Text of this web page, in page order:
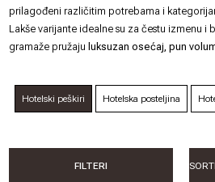
prilagođeni različitim potrebama i
Lakše varijante idealne su za čestu izmenu i
gramaže pružaju luksuzan osećaj, pun
Hotelski peškiri Hotelska posteljina
FILTERI